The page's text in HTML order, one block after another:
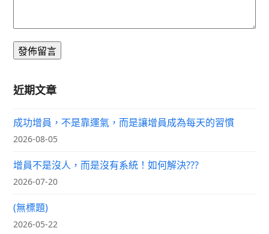
近期文章
成功增員，不是靠運氣，而是讓增員成為每天的習慣
2026-08-05
增員不是沒人，而是沒有系統！如何解決???
2026-07-20
(無標題)
2026-05-22